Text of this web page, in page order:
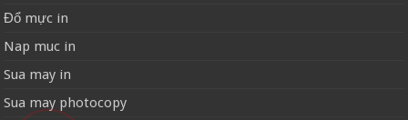
Đổ mực in
Nap muc in
Sua may in
Sua may photocopy